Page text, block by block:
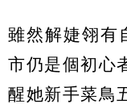
雖然解婕翎有
市仍是個初心
醒她新手菜鳥